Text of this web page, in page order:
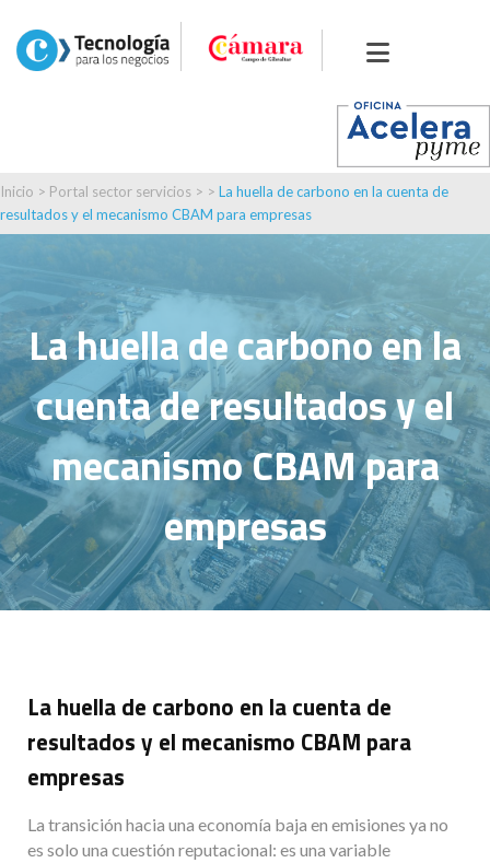
Inicio > Portal sector servicios > > La huella de carbono en la cuenta de
resultados y el mecanismo CBAM para empresas
La huella de carbono en la
cuenta de resultados y el
mecanismo CBAM para
empresas
La huella de carbono en la cuenta de
resultados y el mecanismo CBAM para
empresas
La transición hacia una economía baja en emisiones ya no
es solo una cuestión reputacional: es una variable